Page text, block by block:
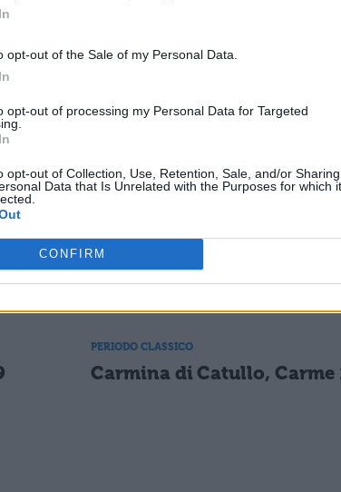
opt-out of the Sale of my Personal Data.
opt-out of processing my Personal Data for Targeted
opt-out of Collection, Use, Retention, Sale, and/or Sharing
Data that Is Unrelated with the Purposes for which it
CONFIRM
Carmina di Catullo, Carme
PERIODO CLASSICO
Carmina di Catullo, Carme
PERIODO CLASSICO
Carmina di Catullo, Carme
PERIODO CLASSICO
Carmina di Catullo, Carme